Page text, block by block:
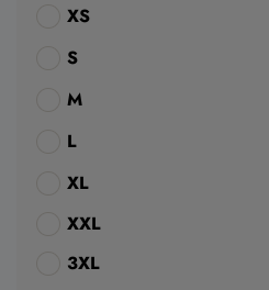
XS
S
M
L
XL
XXL
3XL